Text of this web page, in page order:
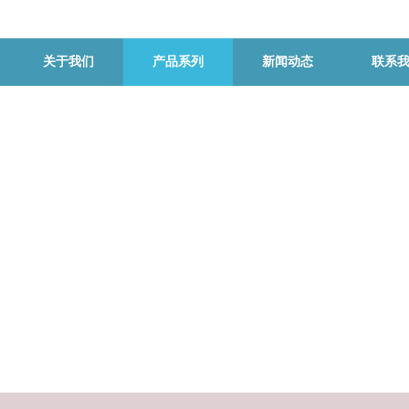
关于我们 产品系列 新闻动态 联系